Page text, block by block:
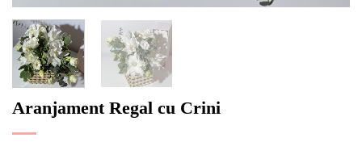
Aranjament Regal cu Crini